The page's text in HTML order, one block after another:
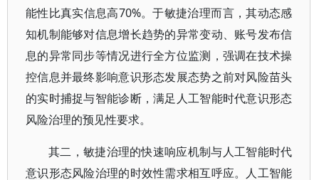
能性比真实信息高70%。于敏捷治理而言，其动态感
知机制能够对信息增长趋势的异常变动、账号发布信
息的异常同步等情况进行全方位监测，强调在技术操
控信息并最终影响意识形态发展态势之前对风险苗头
的实时捕捉与智能诊断，满足人工智能时代意识形态
风险治理的预见性要求。
其二，敏捷治理的快速响应机制与人工智能时代
意识形态风险治理的时效性需求相互呼应。人工智能